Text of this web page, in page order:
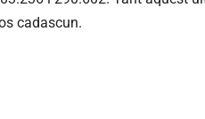
cadascun.